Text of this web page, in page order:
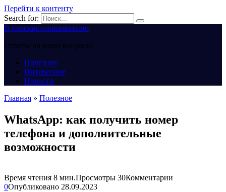
Перейти к контенту
Search for:
В помощь пользователю
Ответы на ваши вопросы
Полезное
Интересное
Новости
Главная » Полезное
WhatsApp: как получить номер
телефона и дополнительные
возможности
Время чтения 8 мин.Просмотры 30Комментарии
0Опубликовано 28.09.2023